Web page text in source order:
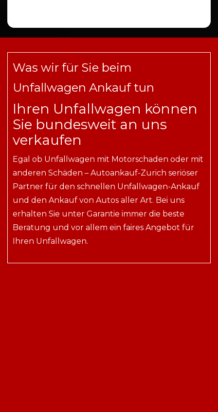
Was wir für Sie beim
Unfallwagen Ankauf tun
Ihren Unfallwagen können
Sie bundesweit an uns
verkaufen
Egal ob Unfallwagen mit Motorschaden oder mit
anderen Schäden – Autoankauf-Zurich seriöser
Partner für den schnellen Unfallwagen-Ankauf
und den Ankauf von Autos aller Art. Bei uns
erhalten Sie unter Garantie immer die beste
Beratung und vor allem ein faires Angebot für
Ihren Unfallwagen.